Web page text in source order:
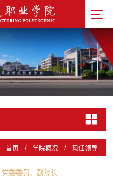
首页 / 学院概况 / 现任领导
党委委员、副院长